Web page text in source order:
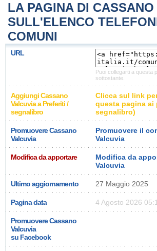
LA PAGINA DI
SULL'ELENCO
COMUNI
URL
Puoi collegarti a questa
sottostante.
Aggiungi Cassano
Valcuvia a Preferiti /
segnalibro
Clicca sul link
questa pagina ai
segnalibro)
Promuovere Cassano
Valcuvia
Promuovere il
Valcuvia
Modifica da apportare
Modifica da
Valcuvia
Ultimo aggiornamento 27 Maggio 2025
Pagina data 4 Agosto 2026
Promuovere Cassano
Valcuvia
su Facebook